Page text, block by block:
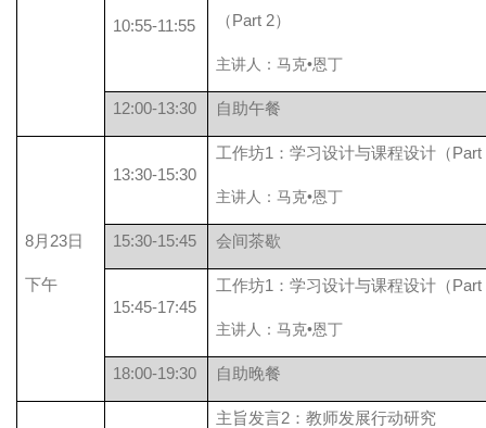
10:55-11:55
（Part 2）
主讲人：马克•恩丁
12:00-13:30 自助午餐
8月23日
下午
13:30-15:30
工作坊1：学习设计与课程设计（Part
主讲人：马克•恩丁
15:30-15:45 会间茶歇
15:45-17:45
工作坊1：学习设计与课程设计（Part
主讲人：马克•恩丁
18:00-19:30 自助晚餐
主旨发言2：教师发展行动研究